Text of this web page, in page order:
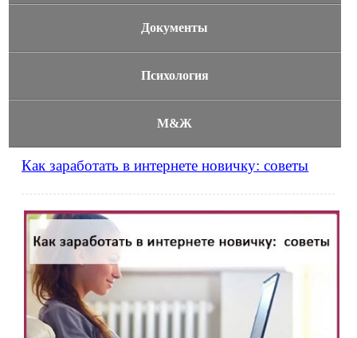
Документы
Психология
М&Ж
Как заработать в интернете новичку: советы